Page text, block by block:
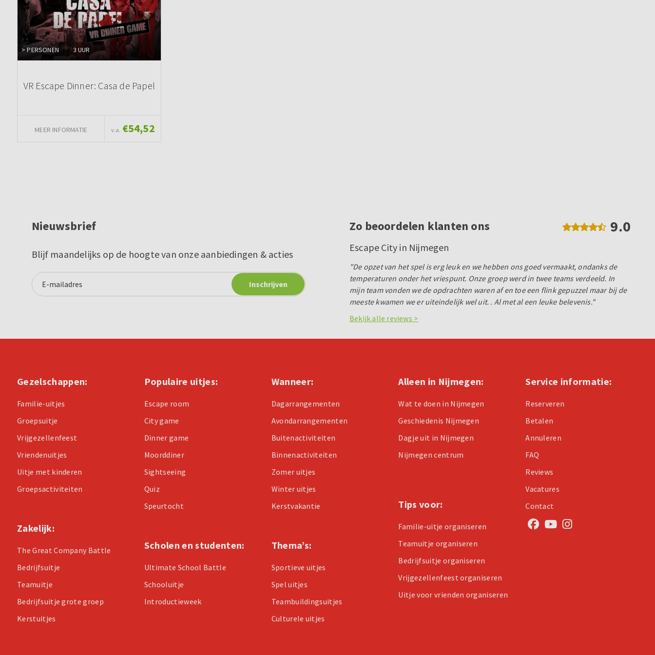
> PERSONEN 3 UUR
VR Escape Dinner: Casa de Papel
MEER INFORMATIE v.a. €54,52
Nieuwsbrief
Blijf maandelijks op de hoogte van onze aanbiedingen & acties
Zo beoordelen klanten ons 9.0
Escape City in Nijmegen
"De opzet van het spel is erg leuk en we hebben ons goed vermaakt, ondanks de
temperaturen onder het vriespunt. Onze groep werd in twee teams verdeeld. In
mijn team vonden we de opdrachten waren af en toe een flink gepuzzel maar bij de
meeste kwamen we er uiteindelijk wel uit. . Al met al een leuke belevenis."
Bekijk alle reviews >
Gezelschappen:
Familie-uitjes
Groepsuitje
Vrijgezellenfeest
Vriendenuitjes
Uitje met kinderen
Groepsactiviteiten
Zakelijk:
The Great Company Battle
Bedrijfsuitje
Teamuitje
Bedrijfsuitje grote groep
Kerstuitjes
Populaire uitjes:
Escape room
City game
Dinner game
Moorddiner
Sightseeing
Quiz
Speurtocht
Scholen en studenten:
Ultimate School Battle
Schooluitje
Introductieweek
Wanneer:
Dagarrangementen
Avondarrangementen
Buitenactiviteiten
Binnenactiviteiten
Zomer uitjes
Winter uitjes
Kerstvakantie
Thema’s:
Sportieve uitjes
Spel uitjes
Teambuildingsuitjes
Culturele uitjes
Alleen in Nijmegen:
Wat te doen in Nijmegen
Geschiedenis Nijmegen
Dagje uit in Nijmegen
Nijmegen centrum
Tips voor:
Familie-uitje organiseren
Teamuitje organiseren
Bedrijfsuitje organiseren
Vrijgezellenfeest organiseren
Uitje voor vrienden organiseren
Service informatie:
Reserveren
Betalen
Annuleren
FAQ
Reviews
Vacatures
Contact